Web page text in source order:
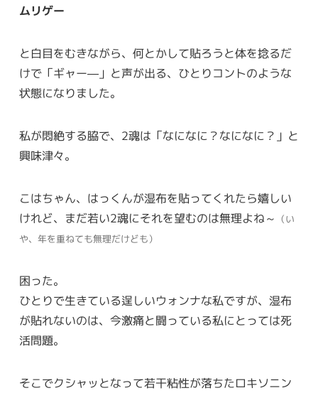
ムリゲー
と白目をむきながら、何とかして貼ろうと体を捻るだ
けで「ギャー―」と声が出る、ひとりコントのような
状態になりました。
私が悶絶する脇で、2魂は「なになに？なになに？」と
興味津々。
こはちゃん、はっくんが湿布を貼ってくれたら嬉しい
けれど、まだ若い2魂にそれを望むのは無理よね～ （い
や、年を重ねても無理だけども）
困った。
ひとりで生きている逞しいウォンナな私ですが、湿布
が貼れないのは、今激痛と闘っている私にとっては死
活問題。
そこでクシャッとなって若干粘性が落ちたロキソニン